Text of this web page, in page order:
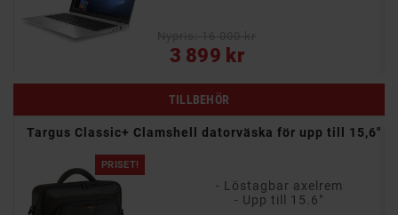
3 899 kr
Pris
TILLBEHÖR
Targus Classic+ Clamshell datorväska för upp till 15,6"
PRISET!
- Löstagbar axelrem
- Upp till 15.6"